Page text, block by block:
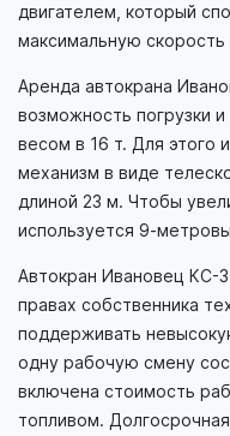
двигателем, который
максимальную
Аренда автокрана
возможность погрузки
весом в 16 т. Для этого
механизм в виде
длиной 23 м. Чтобы
используется 9-
Автокран Ивановец КС-
правах собственника
поддерживать
одну рабочую смену
включена стоимость
топливом.